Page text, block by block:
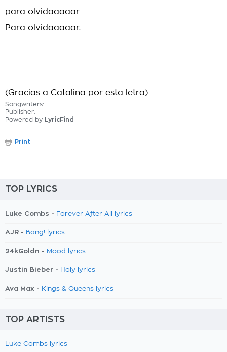
para olvidaaaaar
Para olvidaaaaar.
(Gracias a Catalina por esta letra)
Songwriters:
Publisher:
Powered by LyricFind
Print
TOP LYRICS
Luke Combs - Forever After All lyrics
AJR - Bang! lyrics
24kGoldn - Mood lyrics
Justin Bieber - Holy lyrics
Ava Max - Kings & Queens lyrics
TOP ARTISTS
Luke Combs lyrics